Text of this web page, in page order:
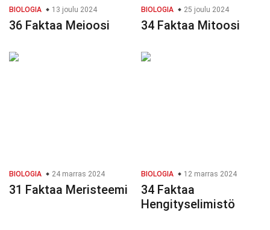
BIOLOGIA 13 joulu 2024
36 Faktaa Meioosi
BIOLOGIA 25 joulu 2024
34 Faktaa Mitoosi
BIOLOGIA 24 marras 2024
31 Faktaa Meristeemi
BIOLOGIA 12 marras 2024
34 Faktaa
Hengityselimistö